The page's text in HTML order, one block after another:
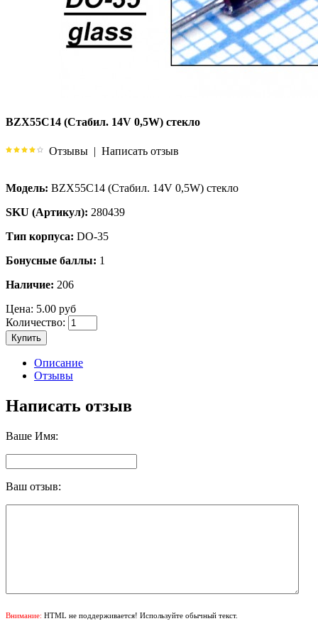
BZX55C14 (Стабил. 14V 0,5W) стекло
Отзывы | Написать отзыв
Модель: BZX55C14 (Стабил. 14V 0,5W) стекло
SKU (Артикул): 280439
Тип корпуса: DO-35
Бонусные баллы: 1
Наличие: 206
Цена: 5.00 руб
Количество:
Купить
Описание
Отзывы
Написать отзыв
Ваше Имя:
Ваш отзыв:
Внимание: HTML не поддерживается! Используйте обычный текст.